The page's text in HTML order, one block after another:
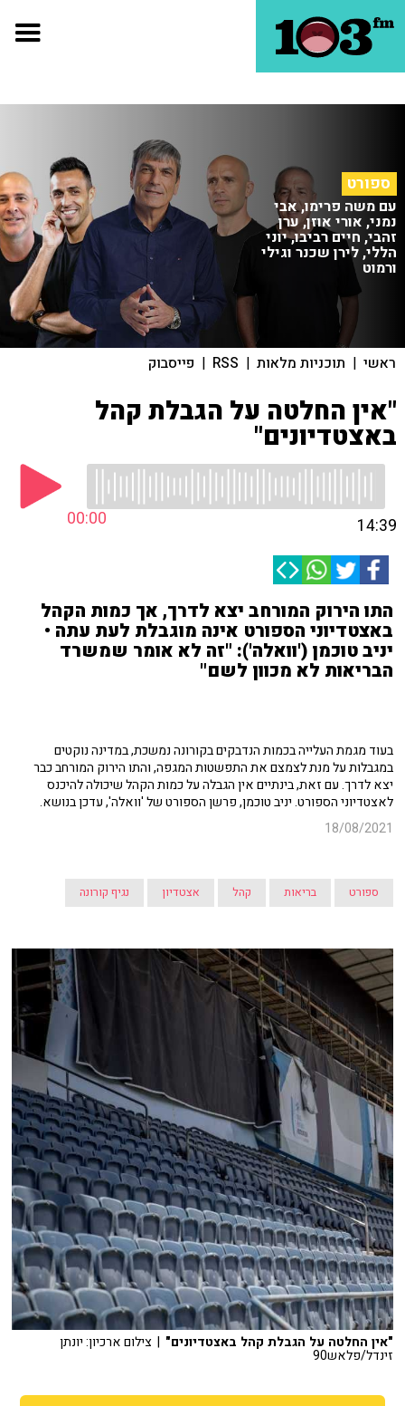
ספורט
עם משה פרימו, אבי
נמני, אורי אוזן, ערן
זהבי, חיים רביבו, יוני
הללי, לירן שכנר וגילי
ורמוט
ראשי | תוכניות מלאות |
RSS
| פייסבוק
"אין החלטה על הגבלת קהל
באצטדיונים"
00:00 14:39
התו הירוק המורחב יצא לדרך, אך כמות הקהל
באצטדיוני הספורט אינה מוגבלת לעת עתה •
יניב טוכמן ('וואלה'): "זה לא אומר שמשרד
הבריאות לא מכוון לשם"
בעוד מגמת העלייה בכמות הנדבקים בקורונה נמשכת, במדינה נוקטים
במגבלות על מנת לצמצם את התפשטות המגפה, והתו הירוק המורחב כבר
יצא לדרך. עם זאת, בינתיים אין הגבלה על כמות הקהל שיכולה להיכנס
לאצטדיוני הספורט. יניב טוכמן, פרשן הספורט של 'וואלה', עדכן בנושא.
18/08/2021
ספורט בריאות קהל אצטדיון נגיף קורונה
"אין החלטה על הגבלת קהל באצטדיונים" | צילום ארכיון: יונתן
זינדל/פלאש90